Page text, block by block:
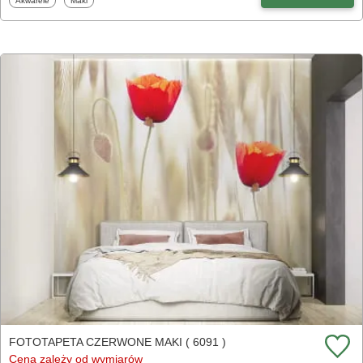
FOTOTAPETA CZERWONE MAKI ( 6091 )
Cena zależy od wymiarów